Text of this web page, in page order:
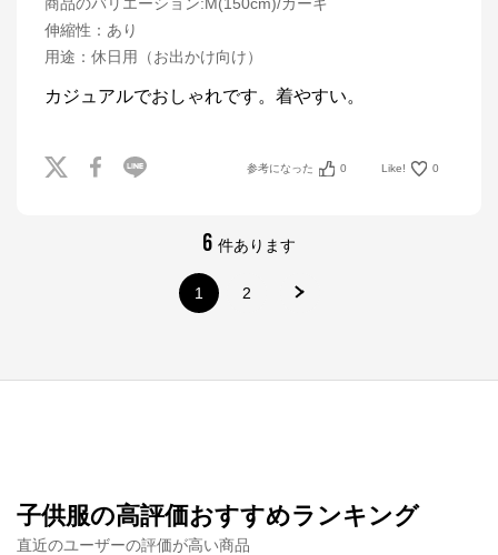
伸縮性 ： あり
用途 ： 休日用（お出かけ向け）
カジュアルでおしゃれです。着やすい。
参考になった 0 Like! 0
6 件あります
1 2
子供服の高評価おすすめランキング
直近のユーザーの評価が高い商品
※外部サイトが開きます